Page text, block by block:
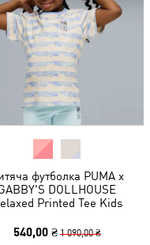
футболка PUMA x
DOLLHOUSE
Printed Tee Kids
540,00 ₴ 1 090,00 ₴